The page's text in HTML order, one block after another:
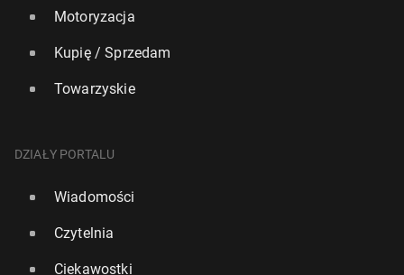
Motoryzacja
Kupię / Sprzedam
Towarzyskie
DZIAŁY PORTALU
Wiadomości
Czytelnia
Ciekawostki